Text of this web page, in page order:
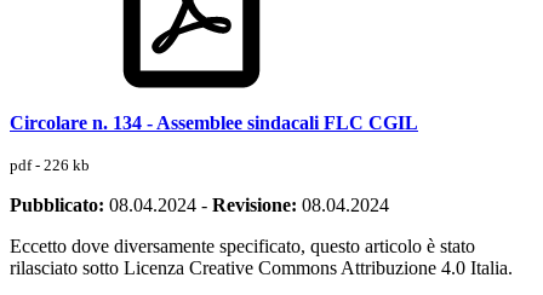
Circolare n. 134 - Assemblee sindacali FLC CGIL
pdf - 226 kb
Pubblicato: 08.04.2024 - Revisione: 08.04.2024
Eccetto dove diversamente specificato, questo articolo è stato
rilasciato sotto Licenza Creative Commons Attribuzione 4.0 Italia.